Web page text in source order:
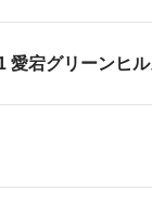
宕2-5-1 愛